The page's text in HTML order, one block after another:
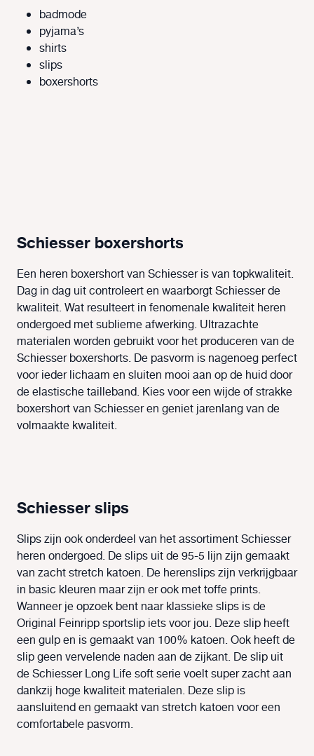
badmode
pyjama’s
shirts
slips
boxershorts
Schiesser boxershorts
Een heren boxershort van Schiesser is van topkwaliteit.
Dag in dag uit controleert en waarborgt Schiesser de
kwaliteit. Wat resulteert in fenomenale kwaliteit heren
ondergoed met sublieme afwerking. Ultrazachte
materialen worden gebruikt voor het produceren van de
Schiesser boxershorts. De pasvorm is nagenoeg perfect
voor ieder lichaam en sluiten mooi aan op de huid door
de elastische tailleband. Kies voor een wijde of strakke
boxershort van Schiesser en geniet jarenlang van de
volmaakte kwaliteit.
Schiesser slips
Slips zijn ook onderdeel van het assortiment Schiesser
heren ondergoed. De slips uit de 95-5 lijn zijn gemaakt
van zacht stretch katoen. De herenslips zijn verkrijgbaar
in basic kleuren maar zijn er ook met toffe prints.
Wanneer je opzoek bent naar klassieke slips is de
Original Feinripp sportslip iets voor jou. Deze slip heeft
een gulp en is gemaakt van 100% katoen. Ook heeft de
slip geen vervelende naden aan de zijkant. De slip uit
de Schiesser Long Life soft serie voelt super zacht aan
dankzij hoge kwaliteit materialen. Deze slip is
aansluitend en gemaakt van stretch katoen voor een
comfortabele pasvorm.